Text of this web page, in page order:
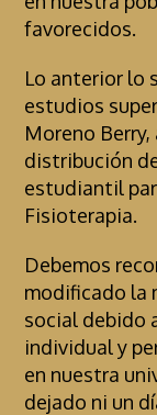
favorecidos.
Lo anterior lo
estudios
Moreno
distribución
estudiantil
Fisioterapia.
Debemos
modificado la
social debido
individual y
en nuestra
dejado ni un